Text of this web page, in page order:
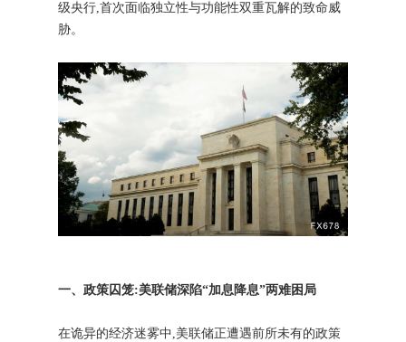
级央行,首次面临独立性与功能性双重瓦解的致命威
胁。
一、政策囚笼:美联储深陷“加息降息”两难困局
在诡异的经济迷雾中,美联储正遭遇前所未有的政策